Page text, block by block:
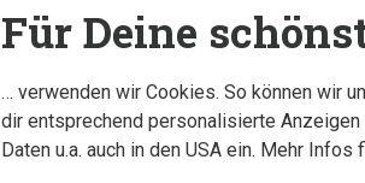
Für Deine
… verwenden wir Cookies. So können wir
dir entsprechend personalisierte
Daten u.a. auch in den USA ein. Mehr Infos